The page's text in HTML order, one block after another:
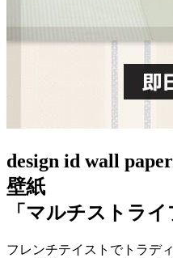
design id wall paper
壁紙
「マルチストライ
フレンチテイストでトラデ